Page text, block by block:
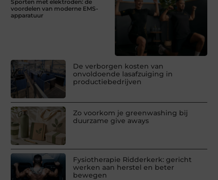
Sporten met elektroden: de
voordelen van moderne EMS-
apparatuur
De verborgen kosten van
onvoldoende lasafzuiging in
productiebedrijven
Zo voorkom je greenwashing bij
duurzame give aways
Fysiotherapie Ridderkerk: gericht
werken aan herstel en beter
bewegen